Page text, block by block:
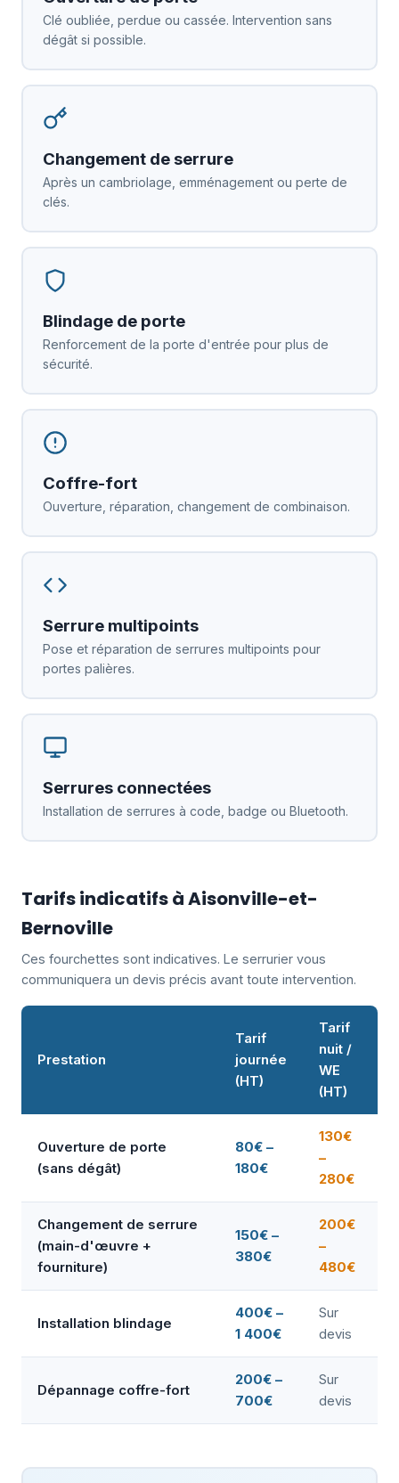
Clé oubliée, perdue ou cassée. Intervention sans
dégât si possible.
Changement de serrure
Après un cambriolage, emménagement ou perte de
clés.
Blindage de porte
Renforcement de la porte d'entrée pour plus de
sécurité.
Coffre-fort
Ouverture, réparation, changement de combinaison.
Serrure multipoints
Pose et réparation de serrures multipoints pour
portes palières.
Serrures connectées
Installation de serrures à code, badge ou Bluetooth.
Tarifs indicatifs à Aisonville-et-
Bernoville
Ces fourchettes sont indicatives. Le serrurier vous
communiquera un devis précis avant toute intervention.
Prestation
Tarif
journée
(HT)
Tarif
nuit /
WE
(HT)
Ouverture de porte
(sans dégât)
80€ –
180€
130€
–
280€
Changement de serrure
(main-d'œuvre +
fourniture)
150€ –
380€
200€
–
480€
Installation blindage
400€ –
1 400€
Sur
devis
Dépannage coffre-fort
200€ –
700€
Sur
devis